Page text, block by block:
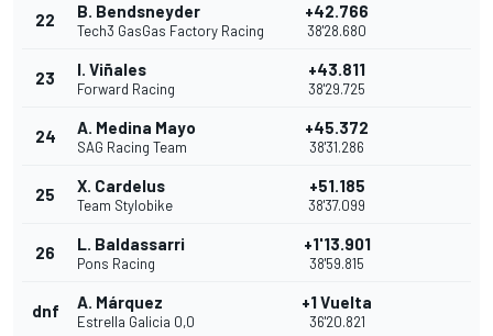
22 B. Bendsneyder
Tech3 GasGas Factory Racing
+42.766
38'28.680
23 I. Viñales
Forward Racing
+43.811
38'29.725
24 A. Medina Mayo
SAG Racing Team
+45.372
38'31.286
25 X. Cardelus
Team Stylobike
+51.185
38'37.099
26 L. Baldassarri
Pons Racing
+1'13.901
38'59.815
dnf A. Márquez
Estrella Galicia 0,0
+1 Vuelta
36'20.821